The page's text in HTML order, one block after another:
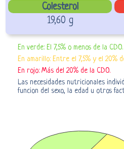
Colesterol
19,60 g
En verde: El 7,5% o menos de la CDO.
En amarillo: Entre el 7,5% y el 20%
En rojo: Más del 20% de la CDO.
Las necesidades nutricionales
funcion del sexo, la edad u otros